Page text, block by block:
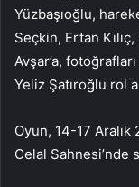
Yüzbaşıoğlu,
Seçkin, Ertan
Avşar’a,
Yeliz Şatıroğlu rol
Oyun, 14-17
Celal Sahnesi’nde